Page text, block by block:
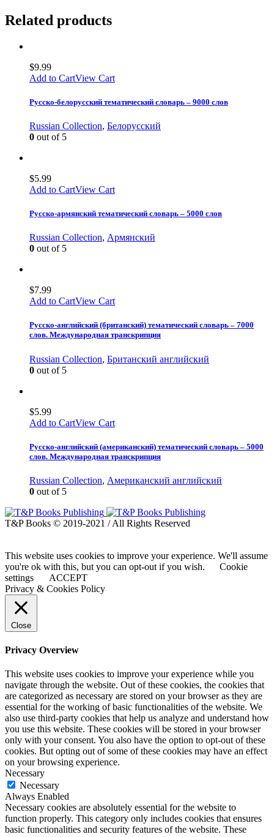
Related products
$9.99
Add to CartView Cart
Русско-белорусский тематический словарь – 9000 слов
Russian Collection, Белорусский
0 out of 5
$5.99
Add to CartView Cart
Русско-армянский тематический словарь – 5000 слов
Russian Collection, Армянский
0 out of 5
$7.99
Add to CartView Cart
Русско-английский (британский) тематический словарь – 7000
слов. Международная транскрипция
Russian Collection, Британский английский
0 out of 5
$5.99
Add to CartView Cart
Русско-английский (американский) тематический словарь – 5000
слов. Международная транскрипция
Russian Collection, Американский английский
0 out of 5
T&P Books © 2019-2021 / All Rights Reserved
This website uses cookies to improve your experience. We'll assume
you're ok with this, but you can opt-out if you wish.
Cookie
settings
ACCEPT
Privacy & Cookies Policy
Close
Privacy Overview
This website uses cookies to improve your experience while you
navigate through the website. Out of these cookies, the cookies that
are categorized as necessary are stored on your browser as they are
essential for the working of basic functionalities of the website. We
also use third-party cookies that help us analyze and understand how
you use this website. These cookies will be stored in your browser
only with your consent. You also have the option to opt-out of these
cookies. But opting out of some of these cookies may have an effect
on your browsing experience.
Necessary
Necessary
Always Enabled
Necessary cookies are absolutely essential for the website to
function properly. This category only includes cookies that ensures
basic functionalities and security features of the website. These